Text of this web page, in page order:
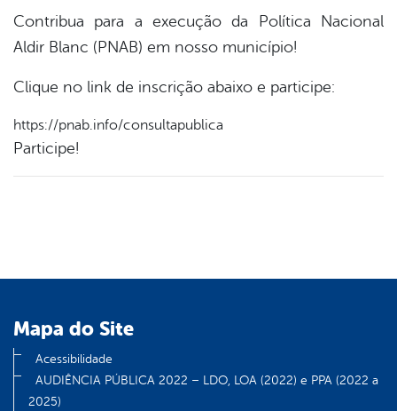
Contribua para a execução da Política Nacional
Aldir Blanc (PNAB) em nosso município!
Clique no link de inscrição abaixo e participe:
https://pnab.info/consultapublica
Participe!
Mapa do Site
Acessibilidade
AUDIÊNCIA PÚBLICA 2022 – LDO, LOA (2022) e PPA (2022 a
2025)